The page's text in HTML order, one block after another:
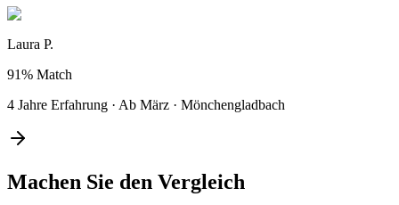
Laura P.
91% Match
4 Jahre Erfahrung · Ab März · Mönchengladbach
Machen Sie den Vergleich